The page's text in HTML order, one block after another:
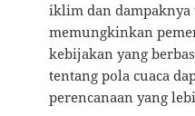
iklim dan dampaknya
memungkinkan
kebijakan yang
tentang pola cuaca
perencanaan yang